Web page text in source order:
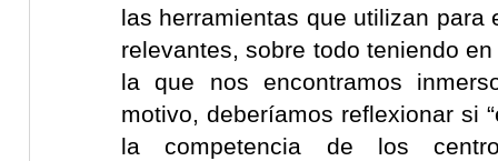
las herramientas que utilizan para
relevantes, sobre todo teniendo
la que nos encontramos
motivo, deberíamos reflexionar si
la competencia de los